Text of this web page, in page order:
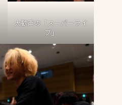
大歓声の「スーパーライ
ブ」